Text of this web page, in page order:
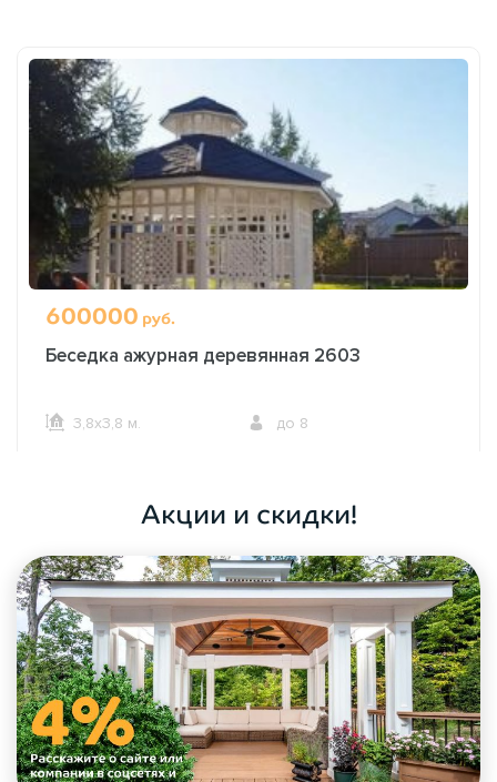
600000 руб.
Беседка ажурная деревянная 2603
3,8х3,8 м. до 8
Акции и скидки!